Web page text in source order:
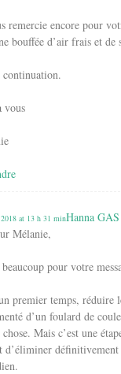
remercie encore pour
bouffée d’air frais et
continuation.
vous
Hanna GAS
at 13 h 31 min
Mélanie,
pour votre
premier temps, réduire
d’un foulard de
chose. Mais c’est une
d’éliminer